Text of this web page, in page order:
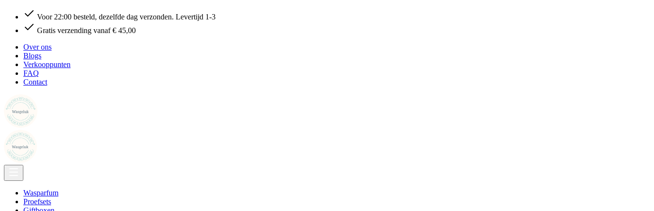
Voor 22:00 besteld, dezelfde dag verzonden. Levertijd 1-3
Gratis verzending vanaf € 45,00
Over ons
Blogs
Verkooppunten
FAQ
Contact
Wasparfum
Proefsets